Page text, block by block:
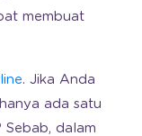
membuat
. Jika Anda
ada satu
Sebab, dalam